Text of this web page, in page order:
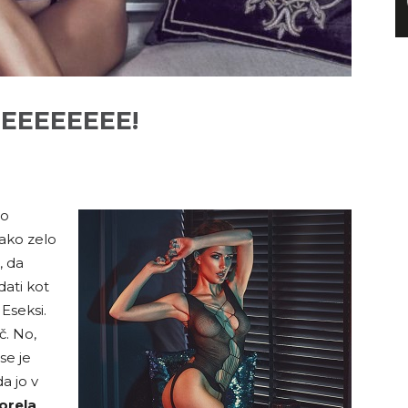
zelo
da
kot
No,
je
jo v